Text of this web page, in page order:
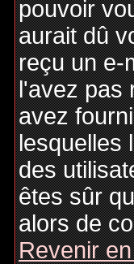
pouvoir
aurait dû
reçu un e-
l'avez pas
avez
lesquelles
des
êtes sûr
alors de
Revenir